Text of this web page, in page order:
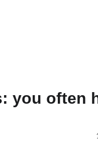
you often